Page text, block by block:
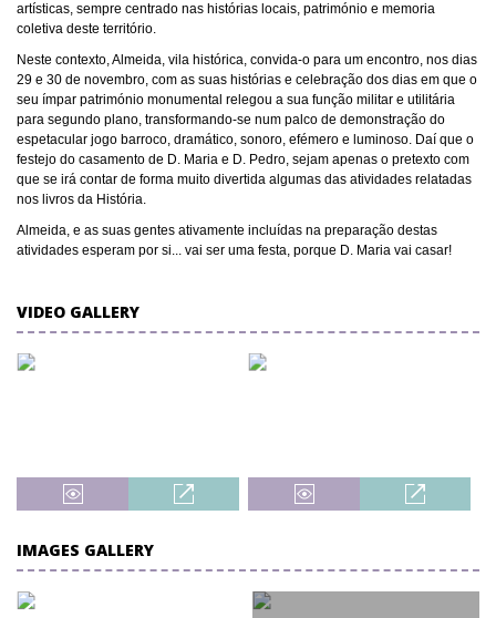
artísticas, sempre centrado nas histórias locais, património e memoria
coletiva deste território.
Neste contexto, Almeida, vila histórica, convida-o para um encontro, nos dias
29 e 30 de novembro, com as suas histórias e celebração dos dias em que o
seu ímpar património monumental relegou a sua função militar e utilitária
para segundo plano, transformando-se num palco de demonstração do
espetacular jogo barroco, dramático, sonoro, efémero e luminoso. Daí que o
festejo do casamento de D. Maria e D. Pedro, sejam apenas o pretexto com
que se irá contar de forma muito divertida algumas das atividades relatadas
nos livros da História.
Almeida, e as suas gentes ativamente incluídas na preparação destas
atividades esperam por si... vai ser uma festa, porque D. Maria vai casar!
VIDEO GALLERY
IMAGES GALLERY